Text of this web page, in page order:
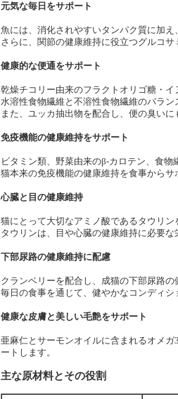
元気な毎日をサポート
魚には、消化されやすいタンパク質に加え
さらに、関節の健康維持に役立つグルコ
健康的な便通をサポート
乾燥チコリー由来のフラクトオリゴ糖・イ
水溶性食物繊維と不溶性食物繊維のバラ
また、ユッカ抽出物を配合し、便の臭いに
免疫機能の健康維持をサポート
ビタミン類、野菜由来のβ-カロテン、食物
猫本来の免疫機能の健康維持を食事からサ
心臓と目の健康維持
猫にとって大切なアミノ酸であるタウリン
タウリンは、目や心臓の健康維持に必要な
下部尿路の健康維持に配慮
クランベリーを配合し、成猫の下部尿路の
毎日の食事を通じて、健やかなコンディシ
健康な皮膚と美しい毛艶をサポート
亜麻仁とサーモンオイルに含まれるオメ
ートします。
主な原材料とその役割